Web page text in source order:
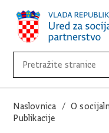
Naslovnica
O
Publikacije